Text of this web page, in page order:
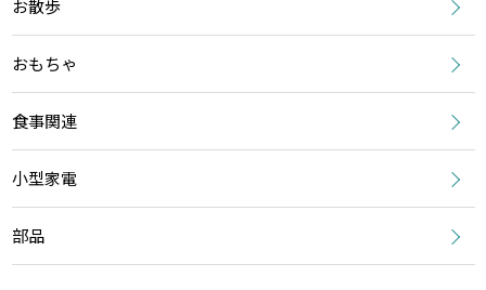
お散歩
おもちゃ
食事関連
小型家電
部品